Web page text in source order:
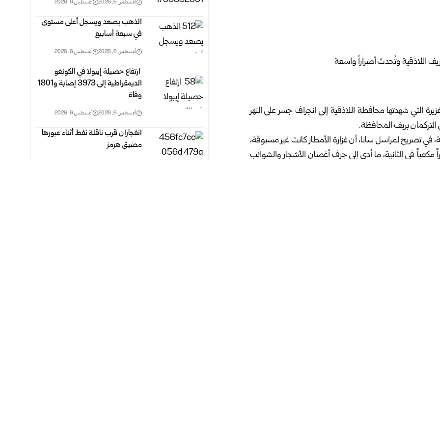
التي شهدتها محافظة اللاذقية إلى انجراف جسر على النهر
بريف المحافظة.
تصريح لمراسل سانا، أن غزارة الأمطار كانت غير مسبوقة،
كمية المياه الواردة في قرية الصراف 450 متراً مكعباً في الثانية، ما أدى إلى جرف أغصان الأشجار والشوائب
أغسطس 6, 2026 أغسطس 6, 2026
الذهب يصعد ويسجل أعلى مستوى
في سبعة أسابيع
أغسطس 6, 2026 أغسطس 6, 2026
‏ ارتفاع حصيلة إيبولا في الكونغو
الديمقراطية إلى 3973 إصابة و1801
وفاة
أغسطس 6, 2026 أغسطس 6, 2026
انفجاران قرب ناقلة نفط أثناء عبورها
مضيق هرمز